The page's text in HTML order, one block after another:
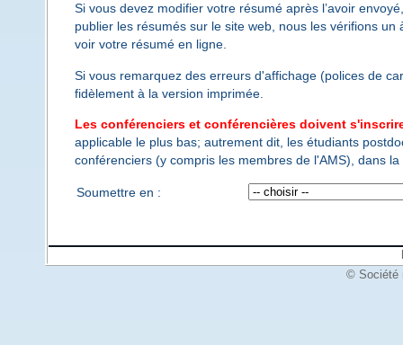
Si vous devez modifier votre résumé après l’avoir
publier les résumés sur le site web, nous les vérifions
voir votre résumé en ligne.
Si vous remarquez des erreurs d'affichage (polices de
fidèlement à la version imprimée.
Les conférenciers et conférencières doivent
applicable le plus bas; autrement dit, les étudiants
conférenciers (y compris les membres de l'AMS), dans
Soumettre en :
© Société